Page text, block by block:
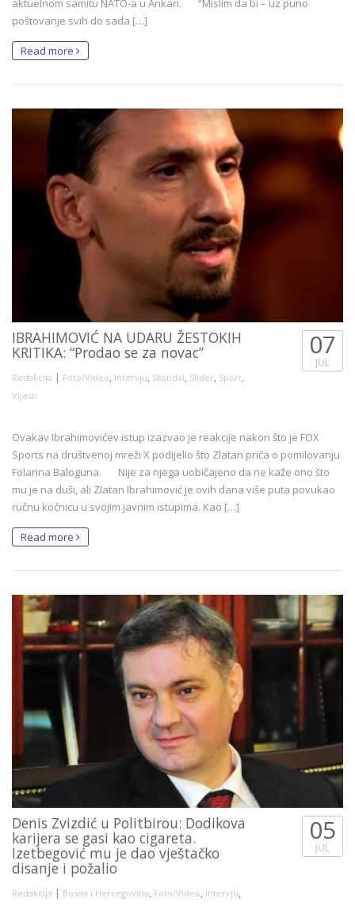
aktuelnom samitu NATO-a u Ankari. “Mislim da bi – uz puno
poštovanje svih do sada […]
Read more
IBRAHIMOVIĆ NA UDARU ŽESTOKIH
KRITIKA: “Prodao se za novac”
Redakcija | Foto/Video Intervju Skandal Slider Sport
Vijesti
07
JUL
Ovakav Ibrahimovićev istup izazvao je reakcije nakon što je FOX
Sports na društvenoj mreži X podijelio što Zlatan priča o pomilovanju
Folarina Baloguna. Nije za njega uobičajeno da ne kaže ono što
mu je na duši, ali Zlatan Ibrahimović je ovih dana više puta povukao
ručnu kočnicu u svojim javnim istupima. Kao […]
Read more
Denis Zvizdić u Politbirou: Dodikova
karijera se gasi kao cigareta.
Izetbegović mu je dao vještačko
disanje i požalio
Redakcija | Bosna i Hercegovina, Foto/Video, Intervju,
05
JUL